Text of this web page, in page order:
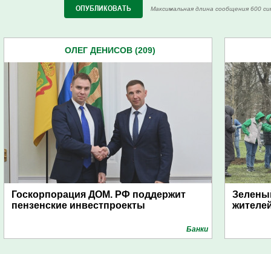
Максимальная длина сообщения 600
ОЛЕГ ДЕНИСОВ (209)
Госкорпорация ДОМ. РФ поддержит
пензенские инвестпроекты
Банки